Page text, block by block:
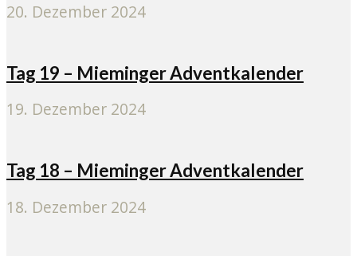
20. Dezember 2024
Tag 19 – Mieminger Adventkalender
19. Dezember 2024
Tag 18 – Mieminger Adventkalender
18. Dezember 2024